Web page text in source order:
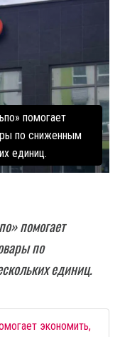
помогает
по сниженным
единиц.
помогает
по
единиц.
экономить,